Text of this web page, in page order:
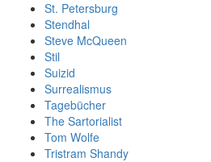
St. Petersburg
Stendhal
Steve McQueen
Stil
Suizid
Surrealismus
Tagebücher
The Sartorialist
Tom Wolfe
Tristram Shandy